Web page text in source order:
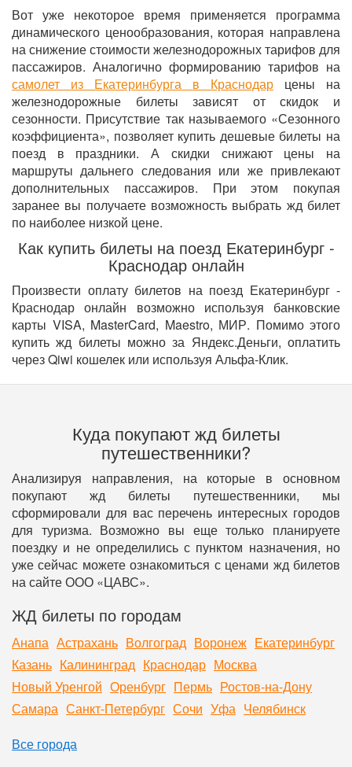
Вот уже некоторое время применяется программа
динамического ценообразования, которая направлена
на снижение стоимости железнодорожных тарифов для
пассажиров. Аналогично формированию тарифов на
самолет из Екатеринбурга в Краснодар цены на
железнодорожные билеты зависят от скидок и
сезонности. Присутствие так называемого «Сезонного
коэффициента», позволяет купить дешевые билеты на
поезд в праздники. А скидки снижают цены на
маршруты дальнего следования или же привлекают
дополнительных пассажиров. При этом покупая
заранее вы получаете возможность выбрать жд билет
по наиболее низкой цене.
Как купить билеты на поезд Екатеринбург -
Краснодар онлайн
Произвести оплату билетов на поезд Екатеринбург -
Краснодар онлайн возможно используя банковские
карты VISA, MasterCard, Maestro, МИР. Помимо этого
купить жд билеты можно за Яндекс.Деньги, оплатить
через Qiwi кошелек или используя Альфа-Клик.
Куда покупают жд билеты
путешественники?
Анализируя направления, на которые в основном
покупают жд билеты путешественники, мы
сформировали для вас перечень интересных городов
для туризма. Возможно вы еще только планируете
поездку и не определились с пунктом назначения, но
уже сейчас можете ознакомиться с ценами жд билетов
на сайте ООО «ЦАВС».
ЖД билеты по городам
Анапа Астрахань Волгоград Воронеж Екатеринбург
Казань Калининград Краснодар Москва
Новый Уренгой Оренбург Пермь Ростов-на-Дону
Самара Санкт-Петербург Сочи Уфа Челябинск
Все города